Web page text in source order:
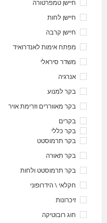
חיישן טמפרטורה
חיישן לחות
חיישן קרבה
מפתח אימות לאנדרואיד
משדר סיראלי
אנרגיה
בקר למנוע
בקר מאווררים וזרימת אויר
בקרים
בקר כללי
בקר תרמוסטט
בקר תאורה
בקר תרמוסטט ולחות
חקלאי \ הידרופוני
זיכרונות
חוג רובוטיקה